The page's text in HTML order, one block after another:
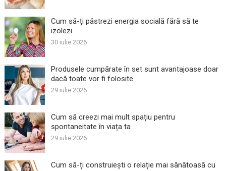
Cum să-ți păstrezi energia socială fără să te
izolezi
30 iulie 2026
Produsele cumpărate în set sunt avantajoase doar
dacă toate vor fi folosite
29 iulie 2026
Cum să creezi mai mult spațiu pentru
spontaneitate în viața ta
29 iulie 2026
Cum să-ți construiești o relație mai sănătoasă cu